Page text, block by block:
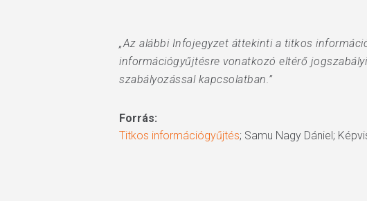
„Az alábbi Infojegyzet áttekinti a titkos
információgyűjtésre vonatkozó eltérő
szabályozással kapcsolatban.”
Forrás:
Titkos információgyűjtés; Samu Nagy Dániel;